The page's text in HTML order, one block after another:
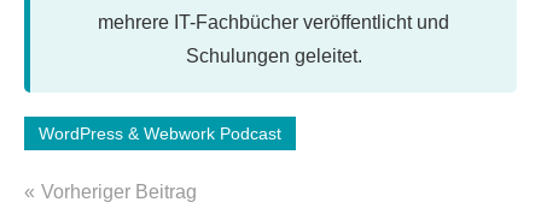
mehrere IT-Fachbücher veröffentlicht und
Schulungen geleitet.
Schlagwörter:
anpassung
WordPress & Webwork Podcast
Beitragsnavigation
Vorheriger Beitrag